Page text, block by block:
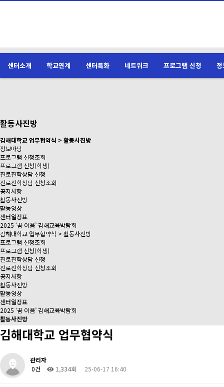
센터소개 학교연계 센터특화 네트워크 프로그램 신청
활동사진방
김해대학교 업무협약식 > 활동사진방
정보마당
프로그램 신청조회
프로그램 신청(학생)
진로진학상담 신청
진로진학상담 신청조회
공지사항
활동사진방
활동영상
센터일정표
2025 ‘꿈 이음’ 김해교육박람회
김해대학교 업무협약식 > 활동사진방
프로그램 신청조회
프로그램 신청(학생)
진로진학상담 신청
진로진학상담 신청조회
공지사항
활동사진방
활동영상
센터일정표
2025 ‘꿈 이음’ 김해교육박람회
활동사진방
김해대학교 업무협약식
관리자
0건
1,334회 25-06-17 16:40